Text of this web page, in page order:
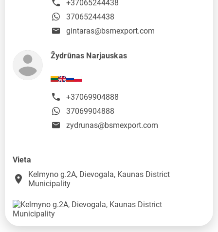
+37065244438
37065244438
gintaras@bsmexport.com
Žydrūnas Narjauskas
+37069904888
37069904888
zydrunas@bsmexport.com
Vieta
place
Kelmyno g.2A, Dievogala, Kaunas District
Municipality